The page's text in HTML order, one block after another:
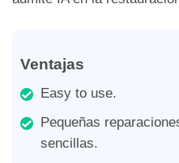
Ventajas
Easy to use.
Pequeñas
sencillas.